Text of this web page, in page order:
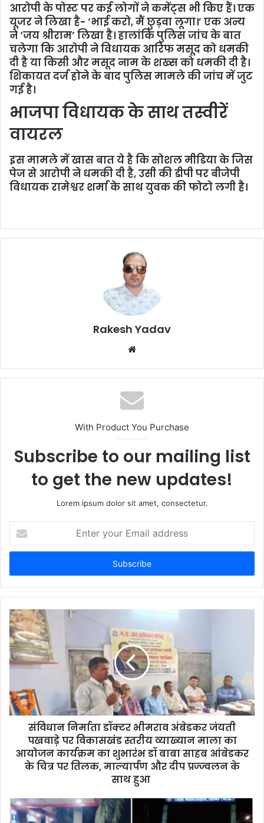
आरोपी के पोस्ट पर कई लोगों ने कमेंट्स भी किए हैं। एक
यूजर ने लिखा है- ‘भाई करो, मैं छुड़वा लूगा।’ एक अन्य
ने ‘जय श्रीराम’ लिखा है। हालांकि पुलिस जांच के बात
चलेगा कि आरोपी ने विधायक आरिफ मसूद को धमकी
दी है या किसी और मसूद नाम के शख्स को धमकी दी है।
शिकायत दर्ज होने के बाद पुलिस मामले की जांच में जुट
गई है।
भाजपा विधायक के साथ तस्वीरें
वायरल
इस मामले में खास बात ये है कि सोशल मीडिया के जिस
पेज से आरोपी ने धमकी दी है, उसी की डीपी पर बीजेपी
विधायक रामेश्वर शर्मा के साथ युवक की फोटो लगी है।
Rakesh Yadav
b
s
i
e
With Product You Purchase
Subscribe to our mailing list
to get the new updates!
Lorem ipsum dolor sit amet, consectetur.
t
r
y
u
r
E
m
a
l
a
d
संविधान निर्माता डॉक्टर भीमराव अंबेडकर जंयती
पखवाड़े पर विकासखंड स्तरीय व्याख्यान माला का
आयोजन कार्यक्रम का शुभारंभ डॉ बाबा साहब आंबेडकर
के चित्र पर तिलक, माल्यार्पण और दीप प्रज्ज्वलन के
साथ हुआ